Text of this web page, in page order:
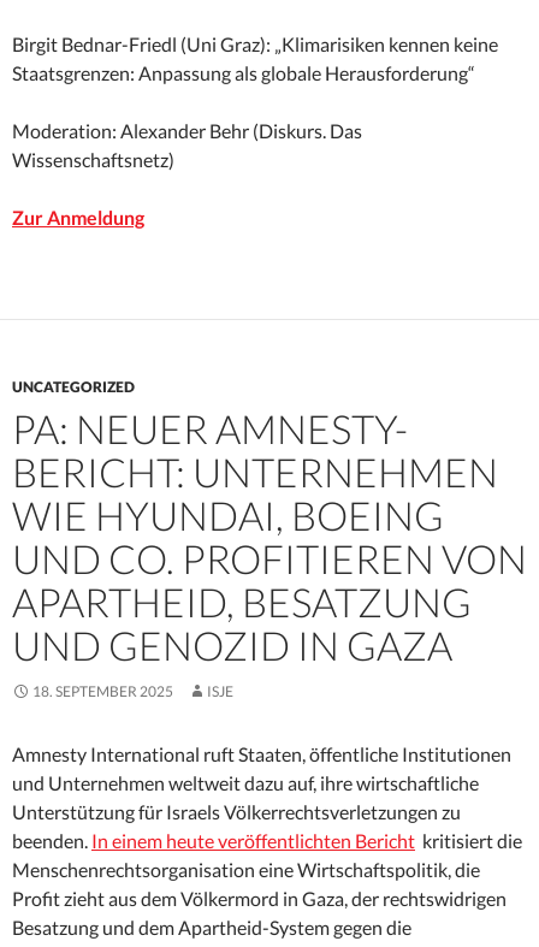
Birgit Bednar-Friedl (Uni Graz): „Klimarisiken kennen keine
Staatsgrenzen: Anpassung als globale Herausforderung“
Moderation: Alexander Behr (Diskurs. Das
Wissenschaftsnetz)
Zur Anmeldung
UNCATEGORIZED
PA: NEUER AMNESTY-
BERICHT: UNTERNEHMEN
WIE HYUNDAI, BOEING
UND CO. PROFITIEREN VON
APARTHEID, BESATZUNG
UND GENOZID IN GAZA
18. SEPTEMBER 2025 ISJE
Amnesty International ruft Staaten, öffentliche Institutionen
und Unternehmen weltweit dazu auf, ihre wirtschaftliche
Unterstützung für Israels Völkerrechtsverletzungen zu
beenden. In einem heute veröffentlichten Bericht kritisiert die
Menschenrechtsorganisation eine Wirtschaftspolitik, die
Profit zieht aus dem Völkermord in Gaza, der rechtswidrigen
Besatzung und dem Apartheid-System gegen die